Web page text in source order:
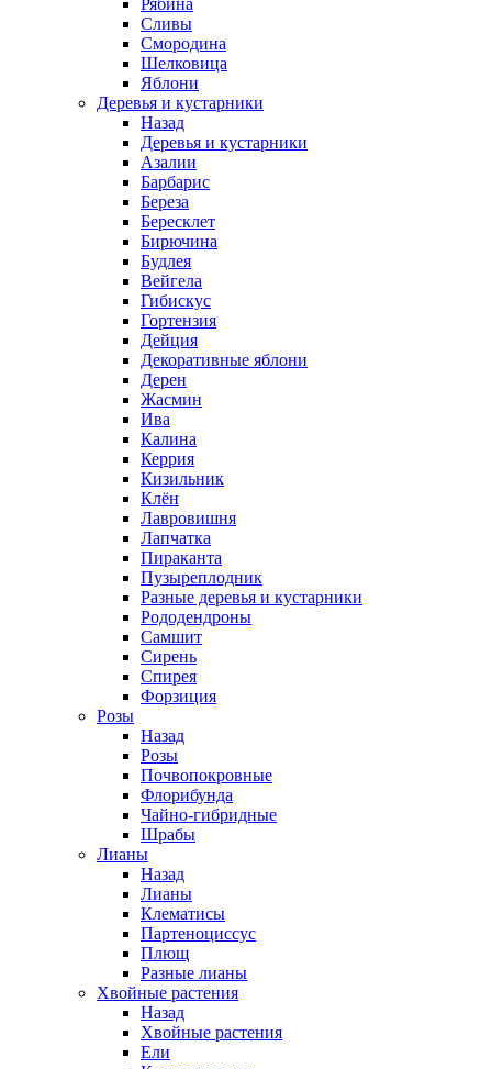
Рябина
Сливы
Смородина
Шелковица
Яблони
Деревья и кустарники
Назад
Деревья и кустарники
Азалии
Барбарис
Береза
Бересклет
Бирючина
Будлея
Вейгела
Гибискус
Гортензия
Дейция
Декоративные яблони
Дерен
Жасмин
Ива
Калина
Керрия
Кизильник
Клён
Лавровишня
Лапчатка
Пираканта
Пузыреплодник
Разные деревья и кустарники
Рододендроны
Самшит
Сирень
Спирея
Форзиция
Розы
Назад
Розы
Почвопокровные
Флорибунда
Чайно-гибридные
Шрабы
Лианы
Назад
Лианы
Клематисы
Партеноциссус
Плющ
Разные лианы
Хвойные растения
Назад
Хвойные растения
Ели